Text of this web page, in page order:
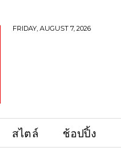
FRIDAY, AUGUST 7, 2026
สไตล์ ช้อปปิ้ง